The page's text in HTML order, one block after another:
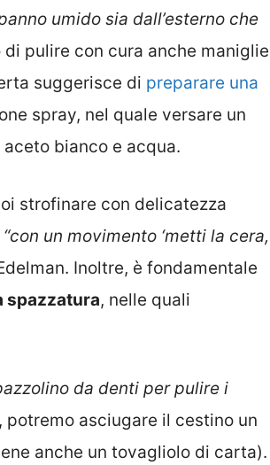
umido sia dall’esterno che
pulire con cura anche maniglie
suggerisce di preparare una
spray, nel quale versare un
bianco e acqua.
strofinare con delicatezza
“con un movimento ‘metti la cera,
Inoltre, è fondamentale
spazzatura, nelle quali
da denti per pulire i
potremo asciugare il cestino un
anche un tovagliolo di carta).